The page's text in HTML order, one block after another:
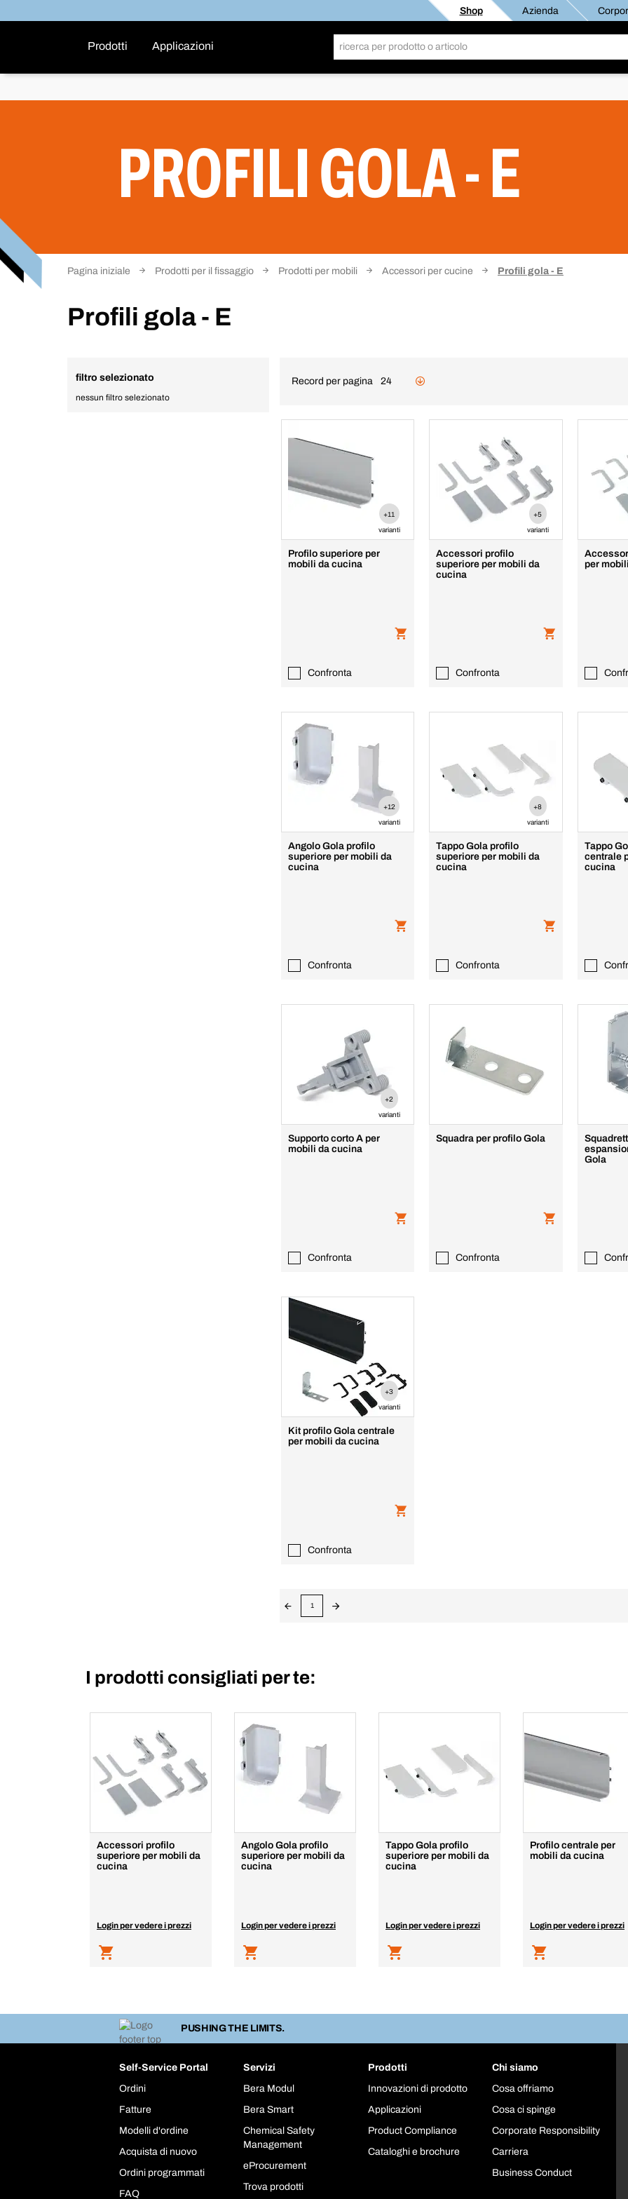
Shop Azienda
Prodotti Applicazioni
PROFILI GOLA - E
Pagina iniziale Prodotti per il fissaggio Prodotti per mobili Accessori per cucine Profili gola - E
Profili gola - E
filtro selezionato
nessun filtro selezionato
Record per pagina 24
+11
varianti
Profilo superiore per
mobili da cucina
Confronta
+5
varianti
Accessori profilo
superiore per mobili da
cucina
Confronta
per
+12
varianti
Angolo Gola profilo
superiore per mobili da
cucina
Confronta
+8
varianti
Tappo Gola profilo
superiore per mobili da
cucina
Confronta
Tappo
centrale
cucina
+2
varianti
Supporto corto A per
mobili da cucina
Confronta
Squadra per profilo Gola
Confronta
Gola
+3
varianti
Kit profilo Gola centrale
per mobili da cucina
Confronta
1
I prodotti consigliati per te:
Accessori profilo
superiore per mobili da
cucina
Login per vedere i prezzi
Angolo Gola profilo
superiore per mobili da
cucina
Login per vedere i prezzi
Tappo Gola profilo
superiore per mobili da
cucina
Login per vedere i prezzi
Profilo centrale per
mobili da cucina
Login per vedere i prezzi
PUSHING THE LIMITS.
Self-Service Portal
Ordini
Fatture
Modelli d'ordine
Acquista di nuovo
Ordini programmati
FAQ
Servizi
Bera Modul
Bera Smart
Chemical Safety
Management
eProcurement
Trova prodotti
Prodotti
Innovazioni di prodotto
Applicazioni
Product Compliance
Cataloghi e brochure
Chi siamo
Cosa offriamo
Cosa ci spinge
Corporate Responsibility
Carriera
Business Conduct